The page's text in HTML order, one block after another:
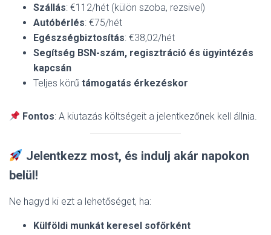
Szállás: €112/hét (külön szoba, rezsivel)
Autóbérlés: €75/hét
Egészségbiztosítás: €38,02/hét
Segítség BSN-szám, regisztráció és ügyintézés
kapcsán
Teljes körű támogatás érkezéskor
Fontos: A kiutazás költségeit a jelentkezőnek kell állnia.
Jelentkezz most, és indulj akár napokon
belül!
Ne hagyd ki ezt a lehetőséget, ha:
Külföldi munkát keresel sofőrként